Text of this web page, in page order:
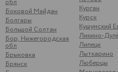
обл
Боковой Майдан
Болгары
Большой Солтан
Бор, Нижегородская
обл
Брыковка
Брянск
Курган
Курск
Кушумский
Ликино-
Липецк
Лыткарино
Люберцы